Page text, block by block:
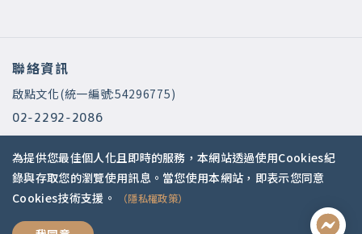
聯絡資訊
啟點文化(統一編號:54296775)
02-2292-2086
service@koob.com.tw
服務時間
週一至週五 10:00-18:00
國定假日公休
為提供您最佳個人化且即時的服務，本網站透過使用Cookies紀
錄與存取您的瀏覽使用訊息。當您使用本網站，即表示您同意
Cookies技術支援。
（隱私權政策）